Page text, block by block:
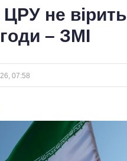
не
– ЗМІ
07:58